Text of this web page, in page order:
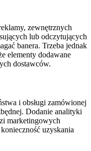
zewnętrznych
lub odczytujących
banera. Trzeba jednak
elementy dodawane
dostawców.
i obsługi zamówionej
Dodanie analityki
marketingowych
uzyskania